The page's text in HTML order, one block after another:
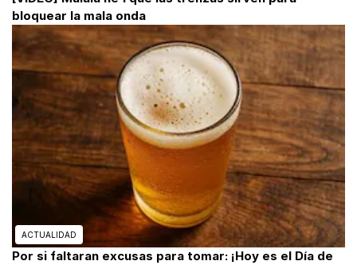
bloquear la mala onda
ACTUALIDAD
Por si faltaran excusas para tomar: ¡Hoy es el Día de